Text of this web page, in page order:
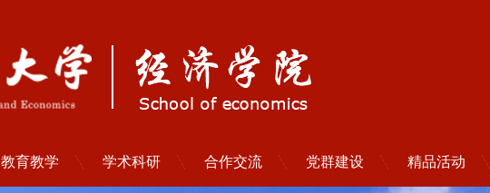
教育教学 学术科研 合作交流 党群建设 精品活动